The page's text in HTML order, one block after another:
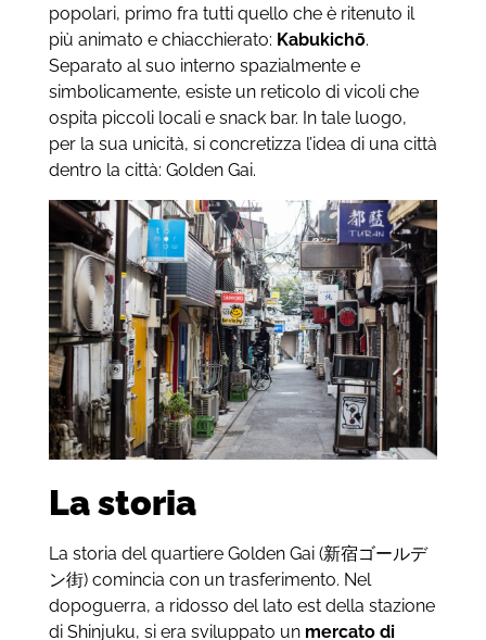
popolari, primo fra tutti quello che è ritenuto il
più animato e chiacchierato: Kabukichō.
Separato al suo interno spazialmente e
simbolicamente, esiste un reticolo di vicoli che
ospita piccoli locali e snack bar. In tale luogo,
per la sua unicità, si concretizza l’idea di una città
dentro la città: Golden Gai.
La storia
La storia del quartiere Golden Gai (新宿ゴールデ
ン街) comincia con un trasferimento. Nel
dopoguerra, a ridosso del lato est della stazione
di Shinjuku, si era sviluppato un mercato di